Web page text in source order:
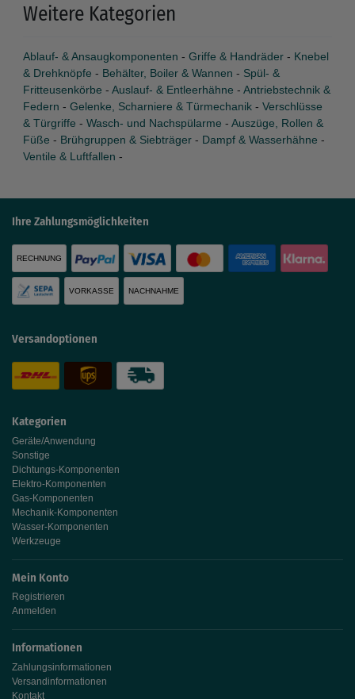
Weitere Kategorien
Ablauf- & Ansaugkomponenten - Griffe & Handräder - Knebel
& Drehknöpfe - Behälter, Boiler & Wannen - Spül- &
Fritteusenkörbe - Auslauf- & Entleerhähne - Antriebstechnik &
Federn - Gelenke, Scharniere & Türmechanik - Verschlüsse
& Türgriffe - Wasch- und Nachspülarme - Auszüge, Rollen &
Füße - Brühgruppen & Siebträger - Dampf & Wasserhähne -
Ventile & Luftfallen -
Kategorien
Geräte/Anwendung
Sonstige
Dichtungs-Komponenten
Elektro-Komponenten
Gas-Komponenten
Mechanik-Komponenten
Wasser-Komponenten
Werkzeuge
Mein Konto
Registrieren
Anmelden
Informationen
Zahlungsinformationen
Versandinformationen
Kontakt
Ihre Zahlungsmöglichkeiten
RECHNUNG
VORKASSE NACHNAHME
Versandoptionen